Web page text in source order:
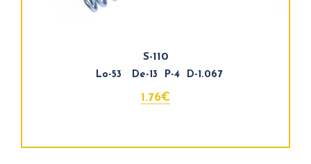
S-110
Lo-53 De-13 P-4 D-1.067
1.76€